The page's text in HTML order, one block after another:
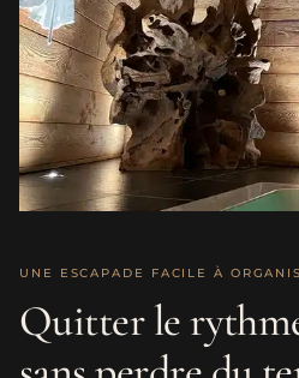
UNE ESCAPADE FACILE À
Quitter le